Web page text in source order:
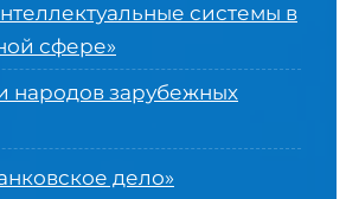
системы в
сфере»
народов зарубежных
дело»